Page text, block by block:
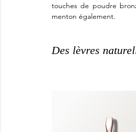
touches de poudre
menton également.
Des lèvres